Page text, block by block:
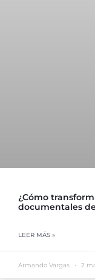
¿Cómo
documentales
LEER MÁS »
Armando Vargas 2